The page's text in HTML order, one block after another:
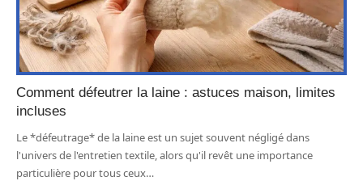
Comment défeutrer la laine : astuces maison, limites
incluses
Le *défeutrage* de la laine est un sujet souvent négligé dans
l'univers de l'entretien textile, alors qu'il revêt une importance
particulière pour tous ceux…